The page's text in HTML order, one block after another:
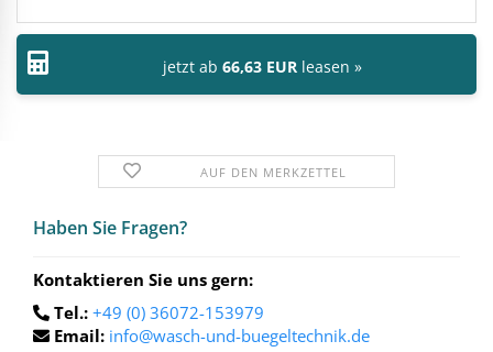
jetzt ab 66,63 EUR leasen »
AUF DEN MERKZETTEL
Haben Sie Fra­gen?
Kontaktieren Sie uns gern:
Tel.: +49 (0) 36072-153979
Email: info@wasch-und-buegeltechnik.de